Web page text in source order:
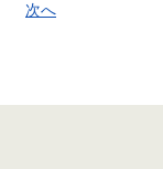
次へ